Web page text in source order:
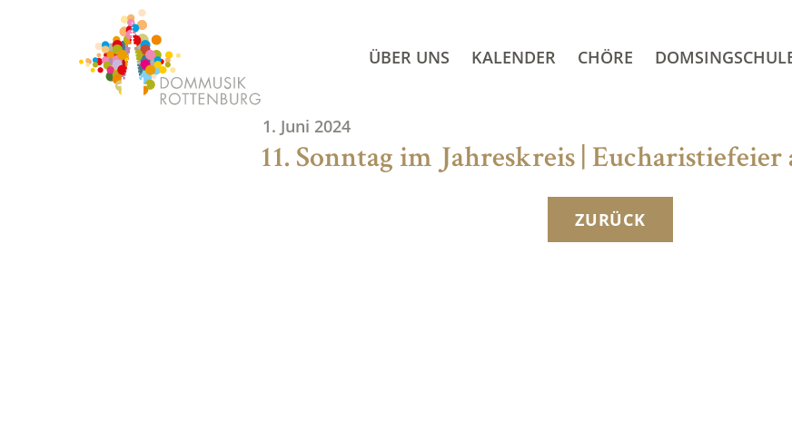
ÜBER UNS KALENDER CHÖRE
1. Juni 2024
11. Sonntag im Jahreskreis | Eucharistiefeier
ZURÜCK